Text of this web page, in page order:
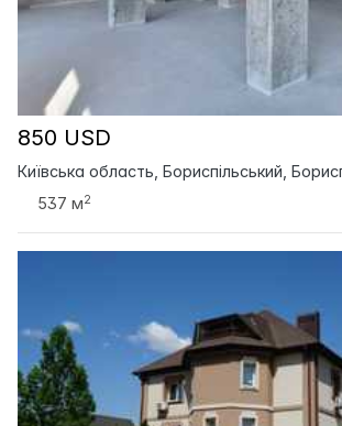
850 USD
Київська область, Бориспільський,
537 м2